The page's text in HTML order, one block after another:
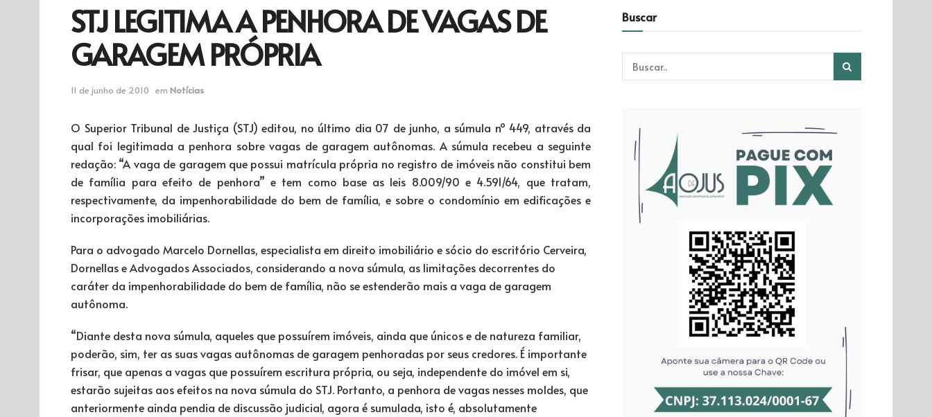
STJ LEGITIMA A PENHORA DE VAGAS DE
GARAGEM PRÓPRIA
11 de junho de 2010 em Notícias
O Superior Tribunal de Justiça (STJ) editou, no último dia 07 de junho, a súmula nº 449, através da
qual foi legitimada a penhora sobre vagas de garagem autônomas. A súmula recebeu a seguinte
redação: “A vaga de garagem que possui matrícula própria no registro de imóveis não constitui bem
de família para efeito de penhora” e tem como base as leis 8.009/90 e 4.591/64, que tratam,
respectivamente, da impenhorabilidade do bem de família, e sobre o condomínio em edificações e
incorporações imobiliárias.
Para o advogado Marcelo Dornellas, especialista em direito imobiliário e sócio do escritório Cerveira,
Dornellas e Advogados Associados, considerando a nova súmula, as limitações decorrentes do
caráter da impenhorabilidade do bem de família, não se estenderão mais a vaga de garagem
autônoma.
“Diante desta nova súmula, aqueles que possuírem imóveis, ainda que únicos e de natureza familiar,
poderão, sim, ter as suas vagas autônomas de garagem penhoradas por seus credores. É importante
frisar, que apenas a vagas que possuírem escritura própria, ou seja, independente do imóvel em si,
estarão sujeitas aos efeitos na nova súmula do STJ. Portanto, a penhora de vagas nesses moldes, que
anteriormente ainda pendia de discussão judicial, agora é sumulada, isto é, absolutamente
Buscar